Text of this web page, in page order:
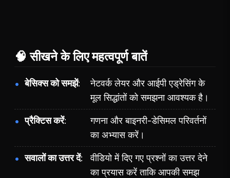
🧠 सीखने के लिए महत्वपूर्ण बातें
बेसिक्स को समझें
नेटवर्क लेयर और आईपी एड्रेसिंग के
मूल सिद्धांतों को समझना आवश्यक है।
प्रैक्टिस करें
गणना और बाइनरी-डेसिमल परिवर्तनों
का अभ्यास करें।
सवालों का उत्तर दें
वीडियो में दिए गए प्रश्नों का उत्तर देने
का प्रयास करें ताकि आपकी समझ